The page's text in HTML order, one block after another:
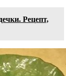
Рецепт,